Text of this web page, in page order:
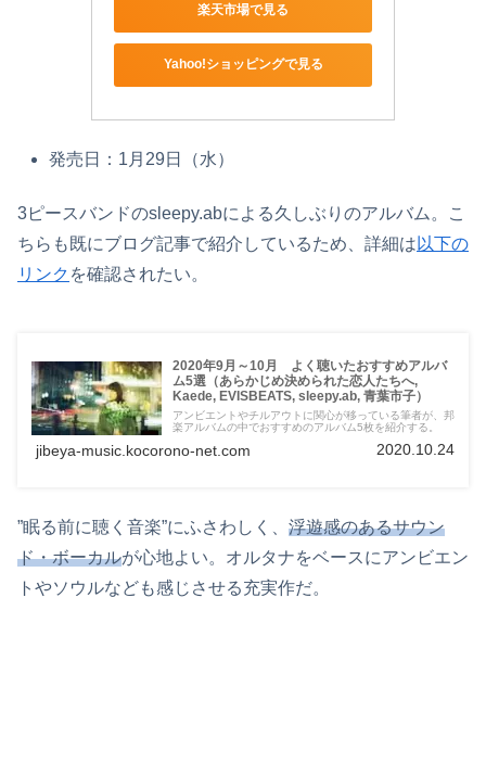
楽天市場で見る
Yahoo!ショッピングで見る
発売日：1月29日（水）
3ピースバンドのsleepy.abによる久しぶりのアルバム。こ
ちらも既にブログ記事で紹介しているため、詳細は 以下の
リンク を確認されたい。
2020年9月～10月 よく聴いたおすすめアルバ
ム5選（あらかじめ決められた恋人たちへ,
Kaede, EVISBEATS, sleepy.ab, 青葉市子）
アンビエントやチルアウトに関心が移っている筆者が、邦
楽アルバムの中でおすすめのアルバム5枚を紹介する。
jibeya-music.kocorono-net.com 2020.10.24
”眠る前に聴く音楽”にふさわしく、 浮遊感のあるサウン
ド・ボーカルが心地よい。オルタナをベースにアンビエン
トやソウルなども感じさせる充実作だ。